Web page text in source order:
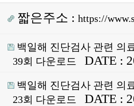
짧은주소 : https://
백일해 진단검사 관련 의
39회 다운로드
DATE :
백일해 진단검사 관련 의
23회 다운로드
DATE :